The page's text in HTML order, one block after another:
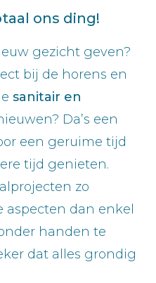
ons ding!
gezicht geven?
bij de horens en
sanitair en
Da’s een
een geruime tijd
tijd genieten.
zo
aspecten dan enkel
handen te
dat alles grondig